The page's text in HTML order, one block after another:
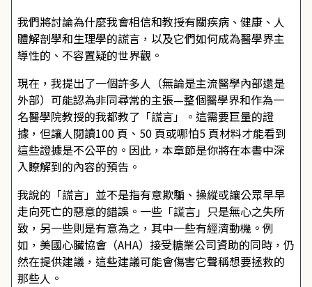
我們將討論為什麼我會相信和教授有關疾病、健康、人
體解剖學和生理學的謊言，以及它們如何成為醫學界主
導性的、不容置疑的世界觀。
現在，我提出了一個許多人（無論是主流醫學內部還是
外部）可能認為非同尋常的主張—整個醫學界和作為一
名醫學院教授的我都教了「謊言」。這需要巨量的證
據，但讓人閱讀100 頁、50 頁或哪怕5 頁材料才能看到
這些證據是不公平的。因此，本章節是你將在本書中深
入瞭解到的內容的預告。
我說的「謊言」並不是指有意欺騙、操縱或讓公眾早早
走向死亡的惡意的錯誤。一些「謊言」只是無心之失所
致，另一些則是有意為之，其中一些有經濟動機。例
如，美國心臟協會（AHA）接受糖業公司資助的同時，仍
然在提供建議，這些建議可能會傷害它聲稱想要拯救的
那些人。